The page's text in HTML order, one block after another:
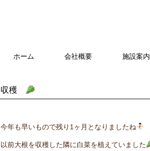
ホーム 会社概要 施設案内
収穫
今年も早いもので残り1ヶ月となりましたね
以前大根を収穫した隣に白菜を植えていました